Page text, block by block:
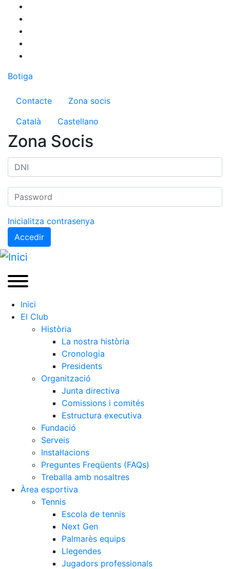
contingut
Botiga
Menú del compte d'usuari
Contacte
Zona socis
Català
Castellano
Zona Socis
Inicialitza contrasenya
Accedir
Inici
El Club
Història
La nostra història
Cronologia
Presidents
Organització
Junta directiva
Comissions i comités
Estructura executiva
Fundació
Serveis
Instal·lacions
Preguntes Freqüents (FAQs)
Treballa amb nosaltres
Àrea esportiva
Tennis
Escola de tennis
Next Gen
Palmarès equips
Llegendes
Jugadors professionals